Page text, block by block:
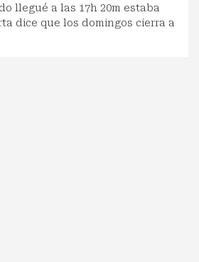
llegué a las 17h 20m estaba
dice que los domingos cierra a